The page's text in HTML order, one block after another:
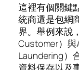
這裡有個關鍵
統商還是包網
界。舉例來說
Customer）
Laundering）